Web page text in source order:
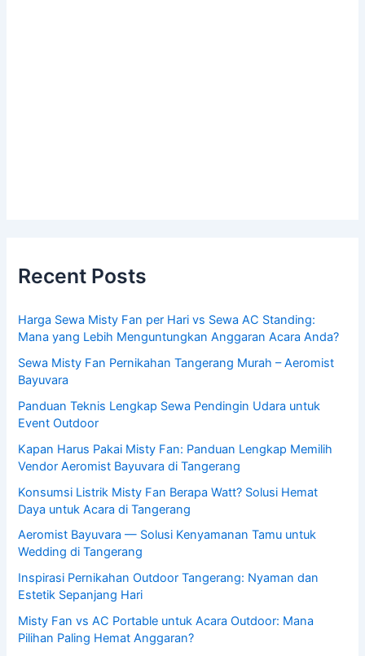
Recent Posts
Harga Sewa Misty Fan per Hari vs Sewa AC Standing:
Mana yang Lebih Menguntungkan Anggaran Acara Anda?
Sewa Misty Fan Pernikahan Tangerang Murah – Aeromist
Bayuvara
Panduan Teknis Lengkap Sewa Pendingin Udara untuk
Event Outdoor
Kapan Harus Pakai Misty Fan: Panduan Lengkap Memilih
Vendor Aeromist Bayuvara di Tangerang
Konsumsi Listrik Misty Fan Berapa Watt? Solusi Hemat
Daya untuk Acara di Tangerang
Aeromist Bayuvara — Solusi Kenyamanan Tamu untuk
Wedding di Tangerang
Inspirasi Pernikahan Outdoor Tangerang: Nyaman dan
Estetik Sepanjang Hari
Misty Fan vs AC Portable untuk Acara Outdoor: Mana
Pilihan Paling Hemat Anggaran?